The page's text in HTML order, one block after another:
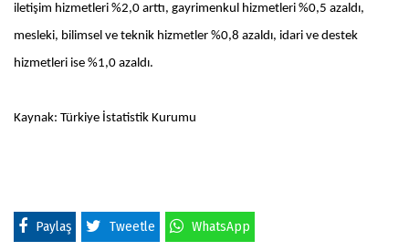
iletişim hizmetleri %2,0 arttı, gayrimenkul hizmetleri %0,5 azaldı,
mesleki, bilimsel ve teknik hizmetler %0,8 azaldı, idari ve destek
hizmetleri ise %1,0 azaldı.
Kaynak: Türkiye İstatistik Kurumu
Paylaş Tweetle WhatsApp